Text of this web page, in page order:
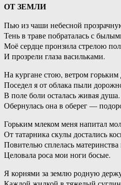
ОТ ЗЕМЛИ
Пью из чаши небесной
Тень в траве побраталась с
Моё сердце пронзила стрелою
И прозрели глаза васильками.
На кургане стою, ветром
Поседел я от облака пыли
В поле боли осталась живая душа.
Обернулась она в оберег —
Горьким млеком меня напитал
От татарника скулы достались
Повителью сплелась материнства
Целовала роса мои ноги босые.
Я корнями за землю родную